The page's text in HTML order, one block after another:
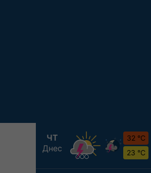
ЧТ
Днес
32 °C
23 °C